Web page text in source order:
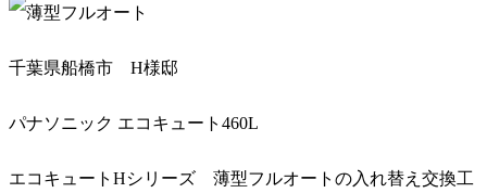
千葉県船橋市 H様邸
パナソニック エコキュート460L
エコキュートHシリーズ 薄型フルオートの入れ替え交換工